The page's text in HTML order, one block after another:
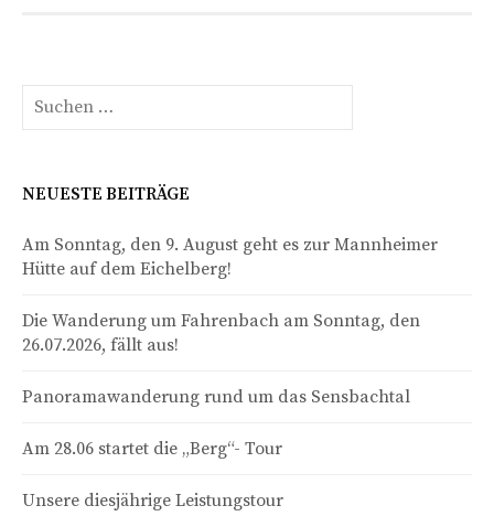
Suchen
nach:
NEUESTE BEITRÄGE
Am Sonntag, den 9. August geht es zur Mannheimer
Hütte auf dem Eichelberg!
Die Wanderung um Fahrenbach am Sonntag, den
26.07.2026, fällt aus!
Panoramawanderung rund um das Sensbachtal
Am 28.06 startet die „Berg“- Tour
Unsere diesjährige Leistungstour